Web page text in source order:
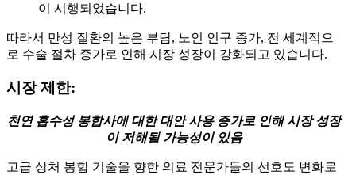
이 시행되었습니다.
따라서 만성 질환의 높은 부담, 노인 인구 증가, 전 세계적으
로 수술 절차 증가로 인해 시장 성장이 강화되고 있습니다.
시장 제한:
천연 흡수성 봉합사에 대한 대안 사용 증가로 인해 시장 성장
이 저해될 가능성이 있음
고급 상처 봉합 기술을 향한 의료 전문가들의 선호도 변화로